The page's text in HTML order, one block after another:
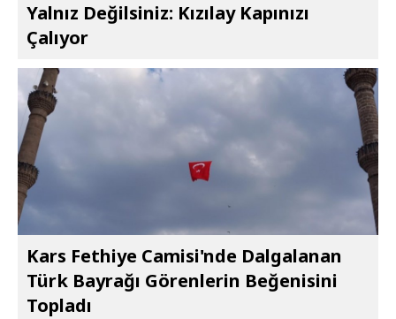
Yalnız Değilsiniz: Kızılay Kapınızı
Çalıyor
Kars Fethiye Camisi'nde Dalgalanan
Türk Bayrağı Görenlerin Beğenisini
Topladı